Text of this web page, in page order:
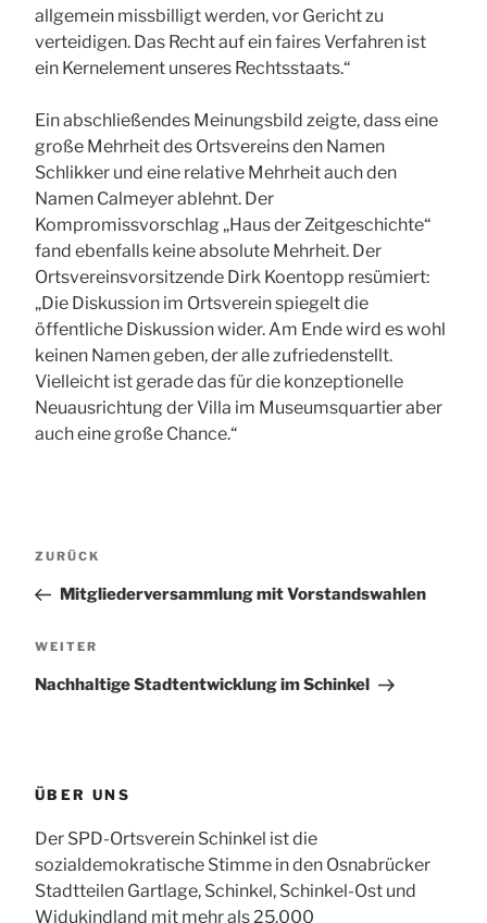
allgemein missbilligt werden, vor Gericht zu
verteidigen. Das Recht auf ein faires Verfahren ist
ein Kernelement unseres Rechtsstaats.“
Ein abschließendes Meinungsbild zeigte, dass eine
große Mehrheit des Ortsvereins den Namen
Schlikker und eine relative Mehrheit auch den
Namen Calmeyer ablehnt. Der
Kompromissvorschlag „Haus der Zeitgeschichte“
fand ebenfalls keine absolute Mehrheit. Der
Ortsvereinsvorsitzende Dirk Koentopp resümiert:
„Die Diskussion im Ortsverein spiegelt die
öffentliche Diskussion wider. Am Ende wird es wohl
keinen Namen geben, der alle zufriedenstellt.
Vielleicht ist gerade das für die konzeptionelle
Neuausrichtung der Villa im Museumsquartier aber
auch eine große Chance.“
Vorheriger
ZURÜCK
Mitgliederversammlung mit Vorstandswahlen
Nächster
WEITER
Nachhaltige Stadtentwicklung im Schinkel
ÜBER UNS
Der SPD-Ortsverein Schinkel ist die
sozialdemokratische Stimme in den Osnabrücker
Stadtteilen Gartlage, Schinkel, Schinkel-Ost und
Widukindland mit mehr als 25.000